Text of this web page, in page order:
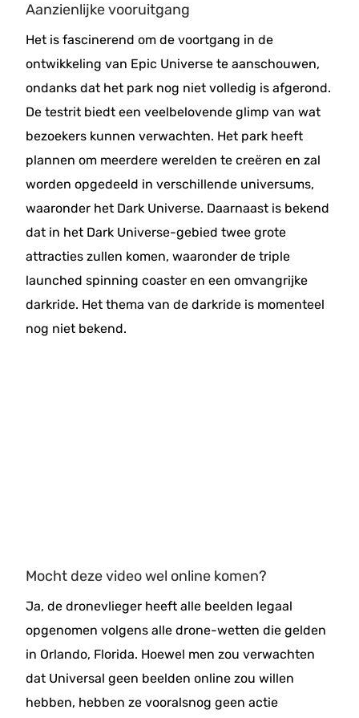
Aanzienlijke vooruitgang
Het is fascinerend om de voortgang in de
ontwikkeling van Epic Universe te aanschouwen,
ondanks dat het park nog niet volledig is afgerond.
De testrit biedt een veelbelovende glimp van wat
bezoekers kunnen verwachten. Het park heeft
plannen om meerdere werelden te creëren en zal
worden opgedeeld in verschillende universums,
waaronder het Dark Universe. Daarnaast is bekend
dat in het Dark Universe-gebied twee grote
attracties zullen komen, waaronder de triple
launched spinning coaster en een omvangrijke
darkride. Het thema van de darkride is momenteel
nog niet bekend.
Mocht deze video wel online komen?
Ja, de dronevlieger heeft alle beelden legaal
opgenomen volgens alle drone-wetten die gelden
in Orlando, Florida. Hoewel men zou verwachten
dat Universal geen beelden online zou willen
hebben, hebben ze vooralsnog geen actie